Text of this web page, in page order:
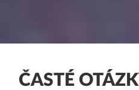
ČASTÉ